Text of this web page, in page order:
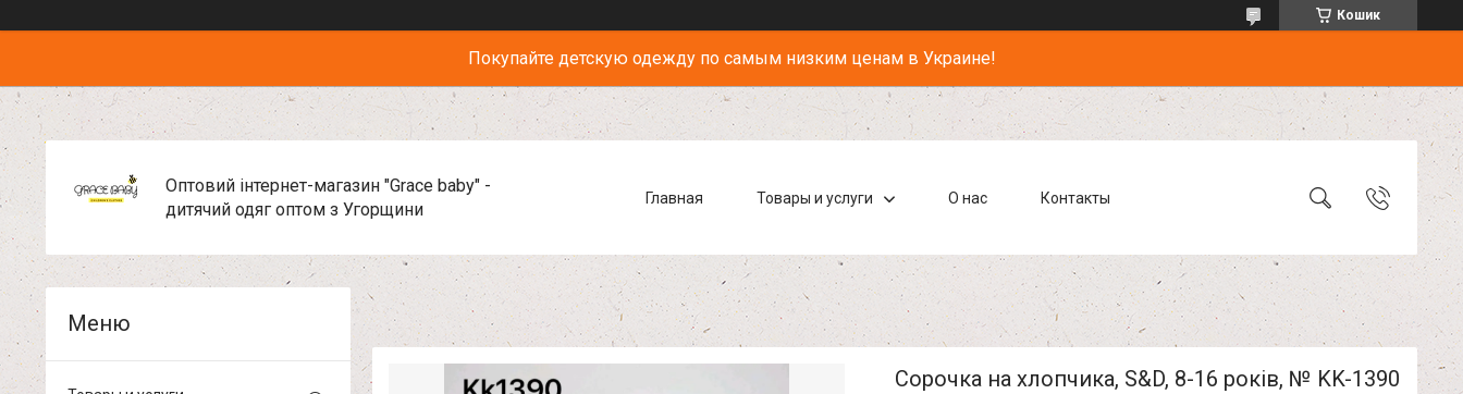
Кошик
Покупайте детскую одежду по самым низким ценам в Украине!
Оптовий інтернет-магазин "Grace baby" -
дитячий одяг оптом з Угорщини
Главная Товары и услуги О нас Контакты
Сорочка на хлопчика, S&D, 8-16 років, № KK-1390